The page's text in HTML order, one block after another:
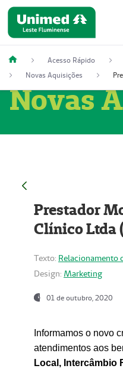
Acesso Rápido
Novas Aquisições
Novas
Prestador
Clínico Ltda
Texto: Relacionamento
Design: Marketing
01 de outubro, 2020
Informamos o novo
atendimentos aos
Local, Intercâmbio